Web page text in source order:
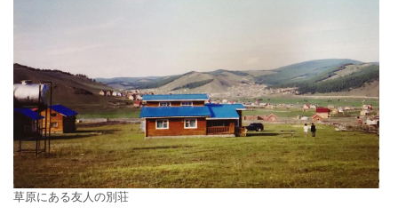
草原にある友人の別荘